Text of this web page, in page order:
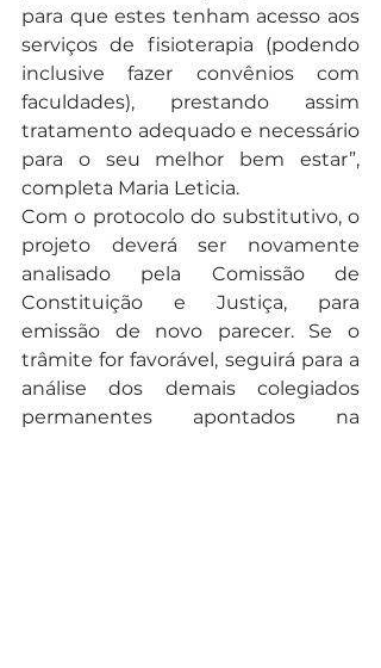
para que estes tenham acesso aos
serviços de fisioterapia (podendo
inclusive fazer convênios com
faculdades), prestando assim
tratamento adequado e necessário
para o seu melhor bem estar”,
completa Maria Leticia.
Com o protocolo do substitutivo, o
projeto deverá ser novamente
analisado pela Comissão de
Constituição e Justiça, para
emissão de novo parecer. Se o
trâmite for favorável, seguirá para a
análise dos demais colegiados
permanentes apontados na